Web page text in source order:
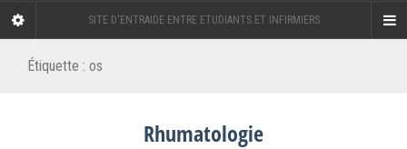
SITE D'ENTRAIDE ENTRE ETUDIANTS ET INFIRMIERS
Étiquette : os
Rhumatologie